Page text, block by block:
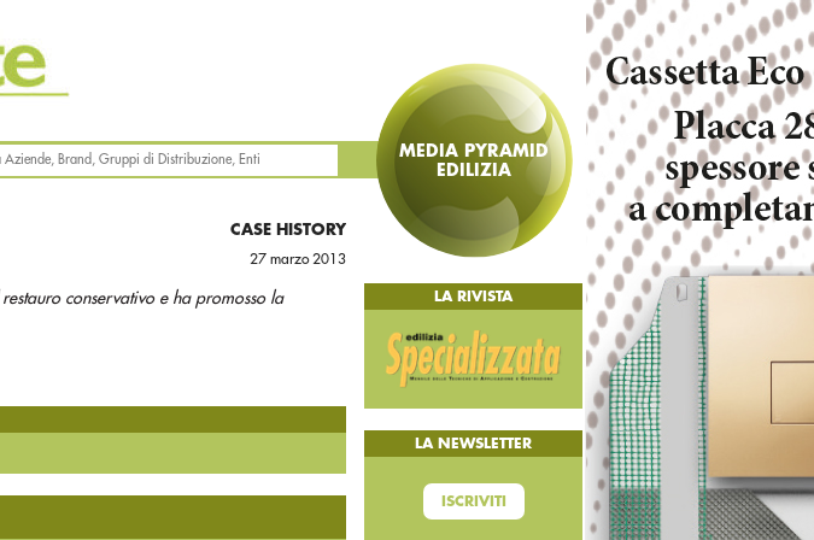
MEDIA PYRAMID
EDILIZIA
CASE HISTORY
27 marzo 2013
conservativo e ha promosso la
LA RIVISTA
LA NEWSLETTER
ISCRIVITI